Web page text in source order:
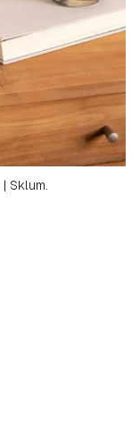
| Sklum.